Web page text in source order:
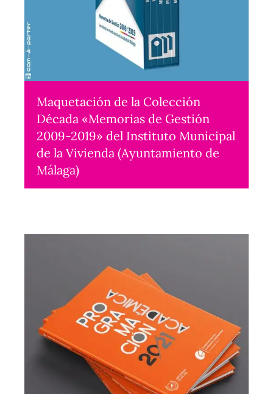
Maquetación de la Colección
Década «Memorias de Gestión
2009-2019» del Instituto Municipal
de la Vivienda (Ayuntamiento de
Málaga)